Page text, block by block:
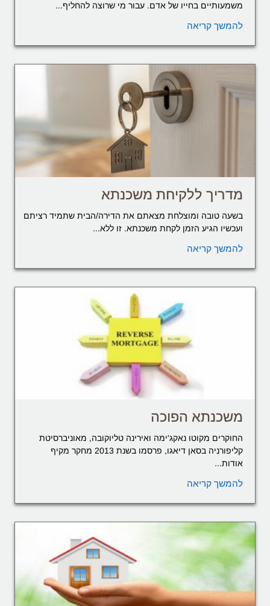
משמעותיים בחייו של אדם. עבור מי שרוצה להחליף...
להמשך קריאה
מדריך ללקיחת משכנתא
בשעה טובה ומוצלחת מצאתם את הדירה/הבית שתמיד רציתם
ועכשיו הגיע הזמן לקחת משכנתא. זו ללא...
להמשך קריאה
משכנתא הפוכה
החוקרים מקוטו נאקג'ימה ואירינה טליוקובה, מאוניברסיטת
קליפורניה בסאן דיאגו, פרסמו בשנת 2013 מחקר מקיף
אודות...
להמשך קריאה